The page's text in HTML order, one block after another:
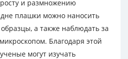
росту и размножению
плашки можно наносить
а также наблюдать за
Благодаря этой
могут изучать